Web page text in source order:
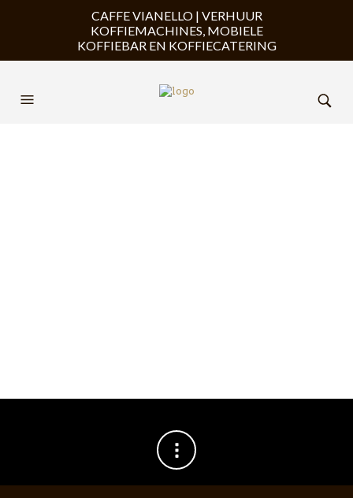
CAFFE VIANELLO | VERHUUR
KOFFIEMACHINES, MOBIELE
KOFFIEBAR EN KOFFIECATERING